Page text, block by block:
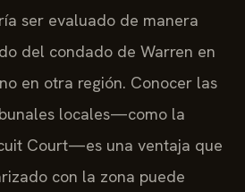
ser evaluado de manera
del condado de Warren en
en otra región. Conocer las
locales—como la
Court—es una ventaja que
con la zona puede